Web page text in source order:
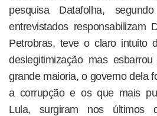
pesquisa Datafolha,
entrevistados responsabilizam
Petrobras, teve o claro intuito
deslegitimização mas
grande maioria, o governo dela
a corrupção e os que mais
Lula, surgiram nos últimos